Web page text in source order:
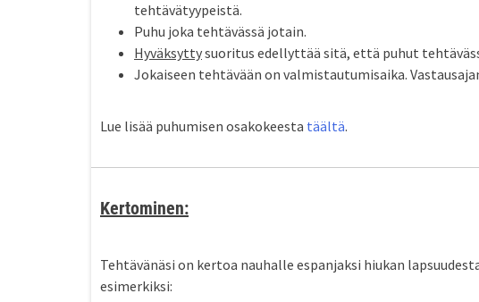
tehtävätyypeistä.
Puhu joka tehtävässä jotain.
Hyväksyttysuoritus edellyttää sitä, että puhut
Jokaiseen tehtävään on valmistautumisaika.
Lue lisää puhumisen osakokeesta täältä.
Kertominen:
Tehtävänäsi on kertoa nauhalle espanjaksi hiukan
esimerkiksi: